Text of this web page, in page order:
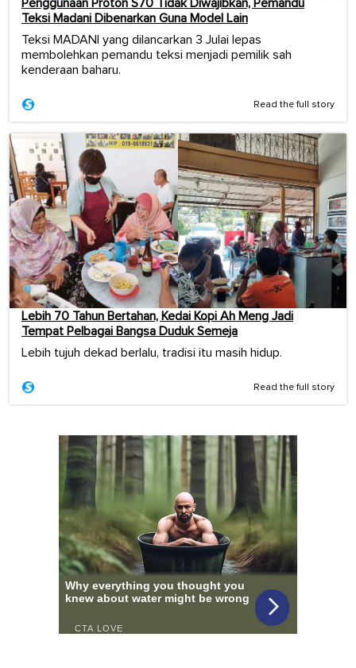
Penggunaan Proton S70 Tidak Diwajibkan, Pemandu
Teksi Madani Dibenarkan Guna Model Lain
Teksi MADANI yang dilancarkan 3 Julai lepas
membolehkan pemandu teksi menjadi pemilik sah
kenderaan baharu.
Read the full story
Lebih 70 Tahun Bertahan, Kedai Kopi Ah Meng Jadi
Tempat Pelbagai Bangsa Duduk Semeja
Lebih tujuh dekad berlalu, tradisi itu masih hidup.
Read the full story